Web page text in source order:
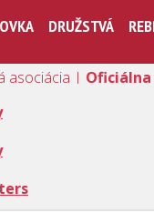
DRUŽSTVÁ
asociácia |